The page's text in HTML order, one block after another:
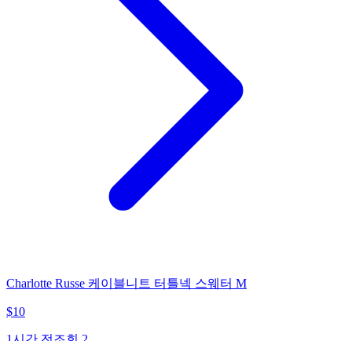
Charlotte Russe 케이블니트 터틀넥 스웨터 M
$10